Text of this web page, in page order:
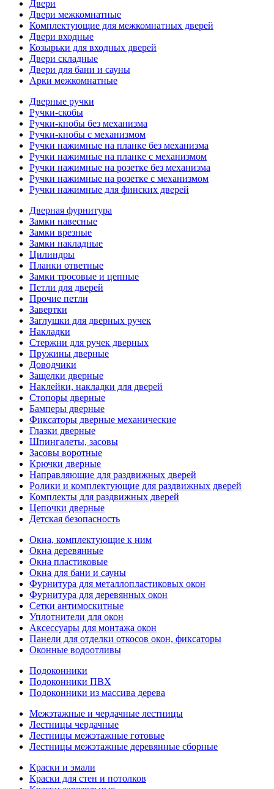
Двери
Двери межкомнатные
Комплектующие для межкомнатных дверей
Двери входные
Козырьки для входных дверей
Двери складные
Двери для бани и сауны
Арки межкомнатные
Дверные ручки
Ручки-скобы
Ручки-кнобы без механизма
Ручки-кнобы с механизмом
Ручки нажимные на планке без механизма
Ручки нажимные на планке с механизмом
Ручки нажимные на розетке без механизма
Ручки нажимные на розетке с механизмом
Ручки нажимные для финских дверей
Дверная фурнитура
Замки навесные
Замки врезные
Замки накладные
Цилиндры
Планки ответные
Замки тросовые и цепные
Петли для дверей
Прочие петли
Завертки
Заглушки для дверных ручек
Накладки
Стержни для ручек дверных
Пружины дверные
Доводчики
Защелки дверные
Наклейки, накладки для дверей
Стопоры дверные
Бамперы дверные
Фиксаторы дверные механические
Глазки дверные
Шпингалеты, засовы
Засовы воротные
Крючки дверные
Направляющие для раздвижных дверей
Ролики и комплектующие для раздвижных дверей
Комплекты для раздвижных дверей
Цепочки дверные
Детская безопасность
Окна, комплектующие к ним
Окна деревянные
Окна пластиковые
Окна для бани и сауны
Фурнитура для металлопластиковых окон
Фурнитура для деревянных окон
Сетки антимоскитные
Уплотнители для окон
Аксессуары для монтажа окон
Панели для отделки откосов окон, фиксаторы
Оконные водоотливы
Подоконники
Подоконники ПВХ
Подоконники из массива дерева
Межэтажные и чердачные лестницы
Лестницы чердачные
Лестницы межэтажные готовые
Лестницы межэтажные деревянные сборные
Краски и эмали
Краски для стен и потолков